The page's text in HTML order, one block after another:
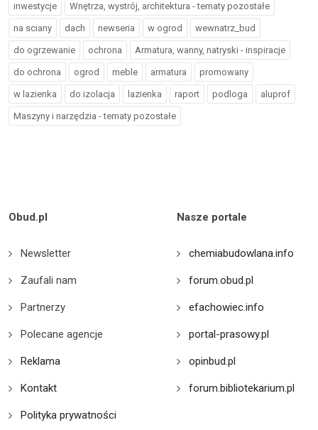
inwestycje Wnętrza, wystrój, architektura - tematy pozostałe
na sciany dach newseria w ogrod wewnatrz_bud
do ogrzewanie ochrona Armatura, wanny, natryski - inspiracje
do ochrona ogrod meble armatura promowany
w lazienka do izolacja lazienka raport podloga aluprof
Maszyny i narzędzia - tematy pozostałe
Obud.pl
Newsletter
Zaufali nam
Partnerzy
Polecane agencje
Reklama
Kontakt
Polityka prywatności
Nasze portale
chemiabudowlana.info
forum.obud.pl
efachowiec.info
portal-prasowy.pl
opinbud.pl
forum.bibliotekarium.pl